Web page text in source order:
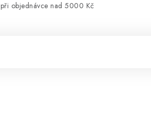
při objednávce nad 5000 Kč